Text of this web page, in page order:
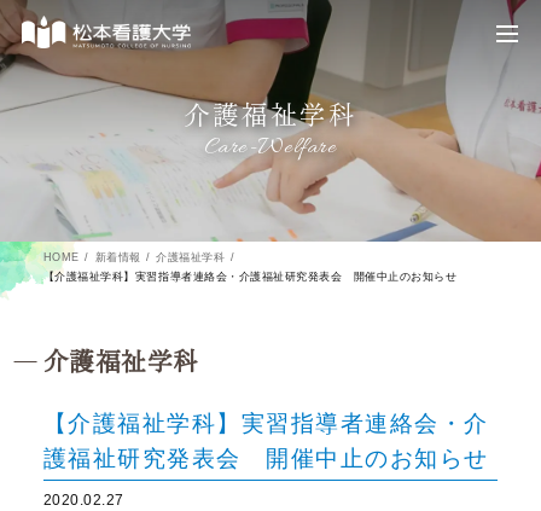
介護福祉学科
Care-Welfare
HOME 新着情報
介護福祉学科
【介護福祉学科】実習指導者連絡会・介護福祉研究発表会 開催中止のお知らせ
介護福祉学科
【介護福祉学科】実習指導者連絡会・介
護福祉研究発表会 開催中止のお知らせ
2020.02.27